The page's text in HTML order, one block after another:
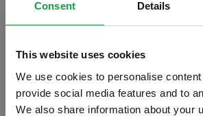
Consent Details
This website uses cookies
We use cookies to personalise
provide social media features and to
We also share information about your